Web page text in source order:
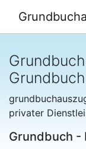
privater
Grundbuch -